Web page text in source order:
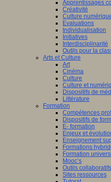
Apprentissages
Créativité
Culture
Evaluations
Individualisation
Initiatives
Interdisciplinarité
Outils pour la
Arts et Culture
Art
Cinéma
Culture
Culture et
Dispositifs de
Littérature
Formation
Compétences
Dispositifs de
E- formation
Enjeux et
Enseignement
Formations
Formation
Mooc’s
Outils collaboratifs
Sites ressources